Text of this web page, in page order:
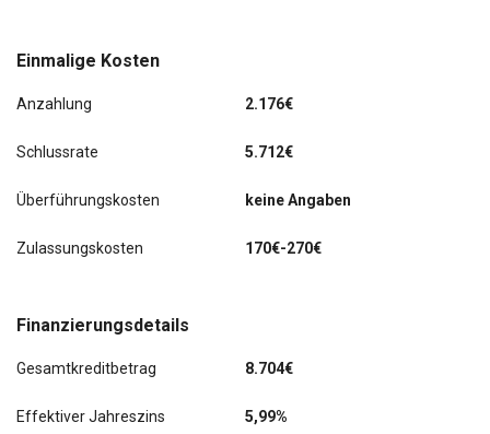
Einmalige Kosten
Anzahlung 2.176€
Schlussrate 5.712€
Überführungskosten keine Angaben
Zulassungskosten 170€-270€
Finanzierungsdetails
Gesamtkreditbetrag 8.704€
Effektiver Jahreszins 5,99%